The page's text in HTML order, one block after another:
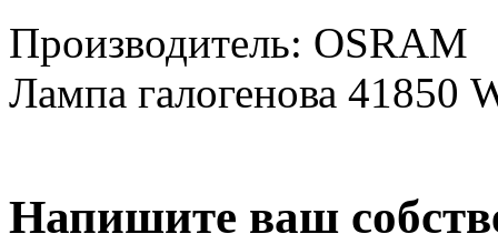
Производитель: OSRAM
Лампа галогенова 41850
Напишите ваш